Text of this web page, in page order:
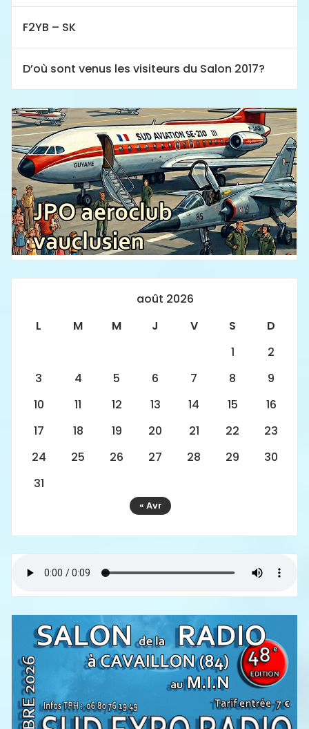
F2YB – SK
D’où sont venus les visiteurs du Salon 2017?
août 2026
L
M M J V S
D
1
2
3
4 5 6 7 8
9
10
11 12 13 14 15
16
17
18 19 20 21 22
23
24
25 26 27 28 29
30
31
« Avr